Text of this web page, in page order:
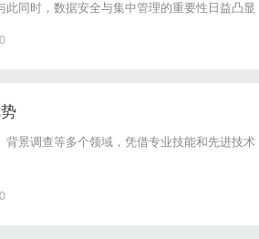
同时，数据安全与集中管理的重要性日益凸显
企业决策者必须思考的问题。天翼云电脑凭借
解决方案，成为企业数字化转型的重要...
景调查等多个领域，凭借专业技能和先进技术